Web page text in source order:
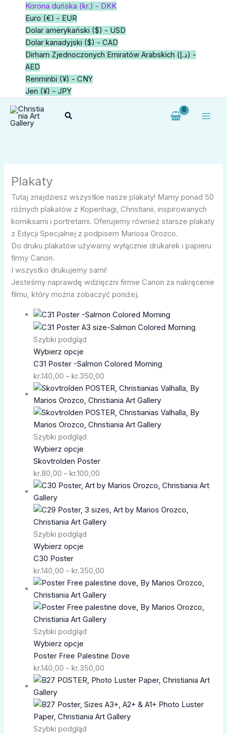
PrzejdźKorona duńska (kr.) - DKK
Euro (€) - EUR
Dolar amerykański ($) - USD
Dolar kanadyjski ($) - CAD
Dirham Zjednoczonych Emiratów Arabskich (د.إ) -
AED
Renminbi (¥) - CNY
Jen (¥) - JPY
Szukaj
Plakaty
Tutaj znajdziesz wszystkie nasze plakaty! Mamy ponad 50
różnych plakatów z Kopenhagi, Christianii, inspirowanych
komiksami i portretami. Oferujemy również starsze plakaty
z Edycji Specjalnej z podpisem Mariosa Orozco.
Do druku plakatów używamy wyłącznie drukarek i papieru
firmy Canon.
I wszystko drukujemy sami!
Jesteśmy naprawdę wdzięczni firmie Canon za nakręcenie
filmu, który można zobaczyć poniżej.
Szybki podgląd
Wybierz opcje
C31 Poster -Salmon Colored Morning
kr.140,00 – kr.350,00
Zakres
cen:
do
Szybki podgląd
Wybierz opcje
Skovtrolden Poster
kr.80,00 – kr.100,00
Zakres
cen:
od
kr.80,00
Szybki podgląd
Wybierz opcje
C30 Poster
kr.140,00 – kr.350,00
Zakres
od
kr.140,00
Szybki podgląd
Wybierz opcje
Poster Free Palestine Dove
kr.140,00 – kr.350,00
Zakres
cen:
od
kr.140,00
Szybki podgląd
Zakres
od
kr.140,00